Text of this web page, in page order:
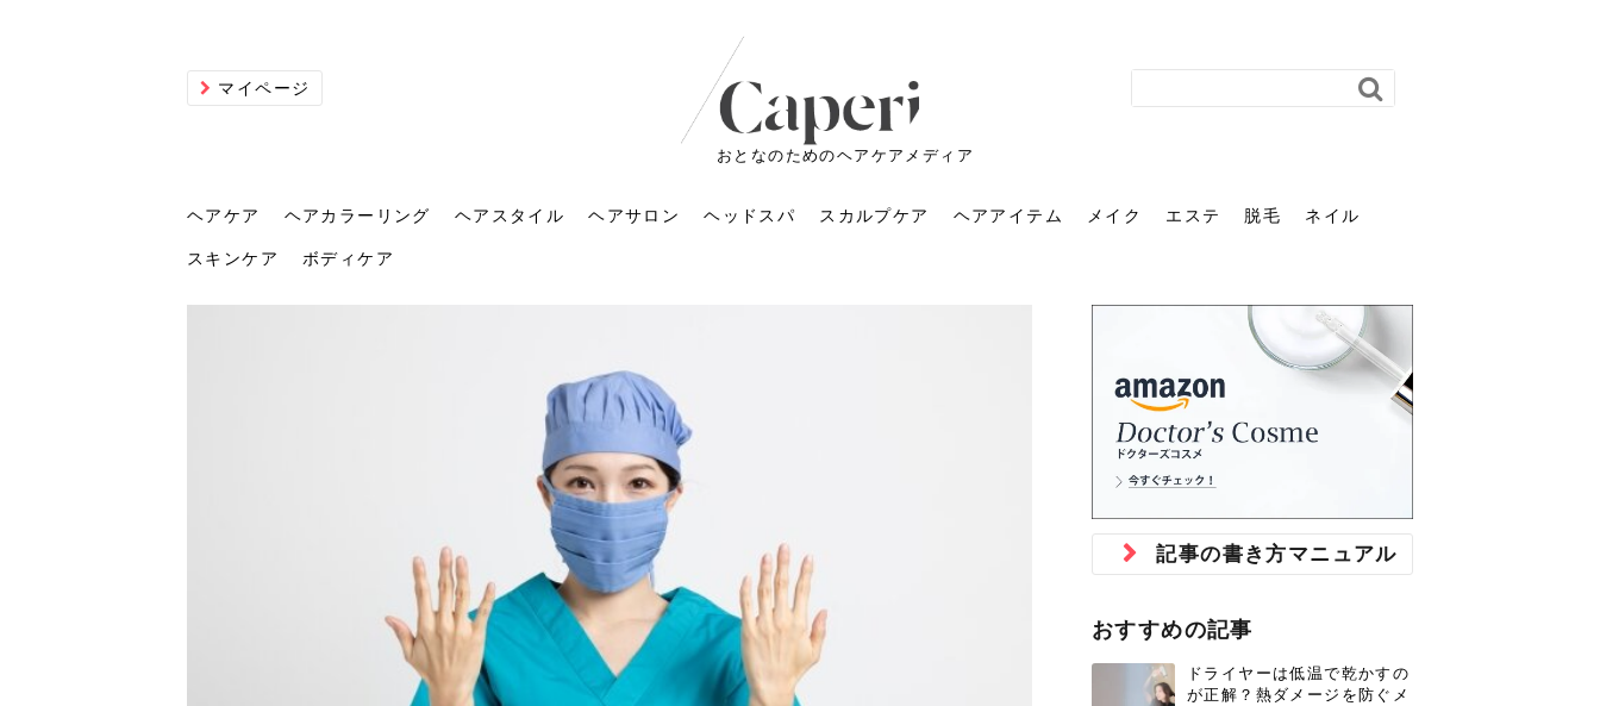
マイページ
おとなのためのヘアケアメディア
ヘアケア
トリートメントの付け方で
仕上がりが変わる｜効かな
い原因...
トリートメントの付け方で仕上がりは
大きく変わります。今回は、毛先中心
の塗り...
メガネ
直し...
新生活シーズン、朝の身支度を少しで
も短くしたい人は多いはず。じつは寝
癖は、...
かえで
花粉で髪がパサパサするの
はなぜ？原因と落とし方・
防ぎ方を紹介
花粉の季節になると、髪がパサつく、
ありま...
さくら
ヘアカラーリング
髪のくすみが気になる人
へ！2026春トレンドの明る
2026春のトレンドカラーは明るめのく
すみカラーです。ただし、髪がすでに
く...
さくら
「きれい...
職場で浮かない落ち着いたトーンにし
たいけれど、どこか垢抜けた印象にし
たいと...
さくら
肌に合う髪色、どう見つけ
る？「イエベ」「ブルベ」
診断と...
美容室で素敵なヘアカラーに染めても
「なん...
かえで
ヘアスタイル
2026年のショートウルフ最
新トレンドとは？ナチュラ
2026年のショートウルフは、ナチュラ
ルでエアリーな仕上がりが今っぽい正
解...
かえで
の...
2026年はレイヤーカットを使った髪型
のトレンドと重なり、ルーズウェーブ
ヘ...
かえで
40代のパーマがダレる原因
とは？自宅でできる復活術
と長...
パーマをかけたばかりなのに、もうカ
はいな...
メガネ
ヘアサロン
美容室に行くのが恥ずかし
い？髪質の変化に気づいた
時こそ...
しばらく美容室に行けていないし、そ
ろそろ髪型を変えて気分転換したいと
思って...
メガネ
敗しに...
美容室を倒産する数が増えているとい
うニュースがありました。もともと美
容室の...
かえで
前髪を薄くするための美容
院の頼み方とは？失敗しな
いため...
前髪は薄くしたほうが今風でおしゃれ
たいと...
かえで
ヘッドスパ
ヘッドスパの落とし穴！知
らないと損する真実
ヘッドスパは、頭皮の汚れを落として
血行を促進し、リラックス効果や美髪
効果が...
さろめ
タン小顔☆
毎日のちょっとした習慣で小顔は作れ
る！頭のこりをほぐしてフェイスライ
ンのリ...
chicca
ヘッドスパで頭皮をケアし
よう！ヘッドスパの効果と
おすすめの人
普段目に見えない頭皮ですが、何のケ
積して...
yukarin
スカルプケア
髪を育てるには？毎日の洗
い方と生活習慣を見直す基
髪をきれいに育てるには高価なアイテ
ムを増やす前に、洗い方や乾かし方、
頭皮の...
さくら
やり方...
目元の印象を左右するのは目そのもの
ではなく、頭皮の状態かもしれませ
ん。以下...
メガネ
ストレスで髪の毛はどう変
わる？抜け毛・パサつきの
原因と...
最近、髪のツヤがなくなったという方
は、スト...
さくら
ヘアアイテム
発酵エキスシャンプーって
何がいいの？無印良品など
のシャ...
スキンケアで人気の発酵成分が、シャ
ンプーにも広がっています。無印良品
などの...
さくら
えるヘア...
ヘアアイロンを使うのが苦手、火傷が
怖いと感じている方はいないでしょう
か？そ...
さくら
40代の髪を悩みに最適！韓
国発「ダリーフ」でヘアセ
ット...
韓国コスメを使うのは若い子だけだと
グラム...
さくら
メイク
ミニマリストのメイク術｜
少ないアイテムで「自分ら
しい美...
「たくさんのコスメを持っているの
に、実際に使っているのはいつも同じ
ものばか...
あおい
較・...
メイクをしている時間も、スキンケア
の時間に変えるという発想から生まれ
たのが...
あかり
「おしゃれ」と「身だしな
み」は違う。相手に信頼感
を与え...
新しい環境に臨むとき、多くの人が意
メイク...
さな
エステ
針で小顔を目指す！美容鍼
の効果と後悔しない選び方
のポイント
フェイスラインをすっきりさせたいと
いうお悩みを抱えている方はいないで
しょう...
あかり
と、自...
サロンのメニューを見ていると、「リ
ンパマッサージ」の他に「経絡マッサ
ージ」...
あかり
エステの勧誘が怖い人へ。
断ることは悪くない。自分
を守る...
「初回限定〇〇円！」そんなお得な体
に弱い...
さな
脱毛
化粧ノリが変わる「顔脱
毛」。4つのメリットと、始
める前...
顔の産毛をカミソリで剃って、毛抜き
で抜くなど、日々の自己処理を手間に
感じて...
あおい
なエ...
「ムダ毛が気になる」とお子さんが悩
んでいる姿を見て、エステ脱毛を検討
し始め...
あおい
「今さら」なんて言わせな
い。40代のVIO・顔脱毛、
賢...
40代になって、ふと自分のムダ毛のこ
毛を...
さな
ネイル
2026年運気アップネイルガ
イドを公開！幸運を呼ぶ色
最近、なんとなく運気が停滞している
気がすると悩んでいないでしょうか？
じつは...
あおい
るのは...
SNSや雑誌で見かけた素敵なネイルデ
ザインを、いざ自分の爪に試してみた
ら、...
オフィスネイルでも「キラ
キラ」はOK？派手に見えな
い上...
仕事中も、ふとした瞬間に自分の指先
く「キ...
あおい
スキンケア
急に小じわが増えた？原因
と種類の見分け方＆自宅で
できる...
ふと鏡を見て、急に小じわが増えたと
落ち込んでいないでしょうか？じつは
その原...
あおい
良い？その違いは？PDRN
や...
ルルルン ハイドラシリーズを使いたい
けれど、種類が多くてどれを選べばい
いか...
さな
ジュベルック スキンの効果
とは？毛穴・ニキビ跡への
ニキビ跡の凸凹をどうにかしたいと、
肌の質感でお悩みではないでしょう
か？肌に...
ボディケア
人の手ならではの痩身効
果。オールハンドエステの
魅力と、...
痩身エステと一言で言っても、最新の
機器を使ったものから、昔ながらの手
技によ...
あかり
しませんか？失敗する人の
共通点...
医師の管理のもと、科学的根拠に基づ
いて行う「医療ダイエット」は、自己
流のダ...
さな
本気の痩身と体質改善に。
アーユルヴェーダに基づく
自己流のダイエットではなかなか落ち
ない、頑固な脂肪やセルライトを、本
気で体...
記事の書き方マニュアル
おすすめの記事
ドライヤーは低温で乾かすの
が正解？熱ダメージを防ぐメ